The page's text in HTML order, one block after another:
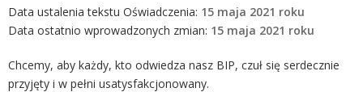
Data ustalenia tekstu Oświadczenia: 15 maja 2021 roku
Data ostatnio wprowadzonych zmian: 15 maja 2021 roku
Chcemy, aby każdy, kto odwiedza nasz BIP, czuł się serdecznie
przyjęty i w pełni usatysfakcjonowany.